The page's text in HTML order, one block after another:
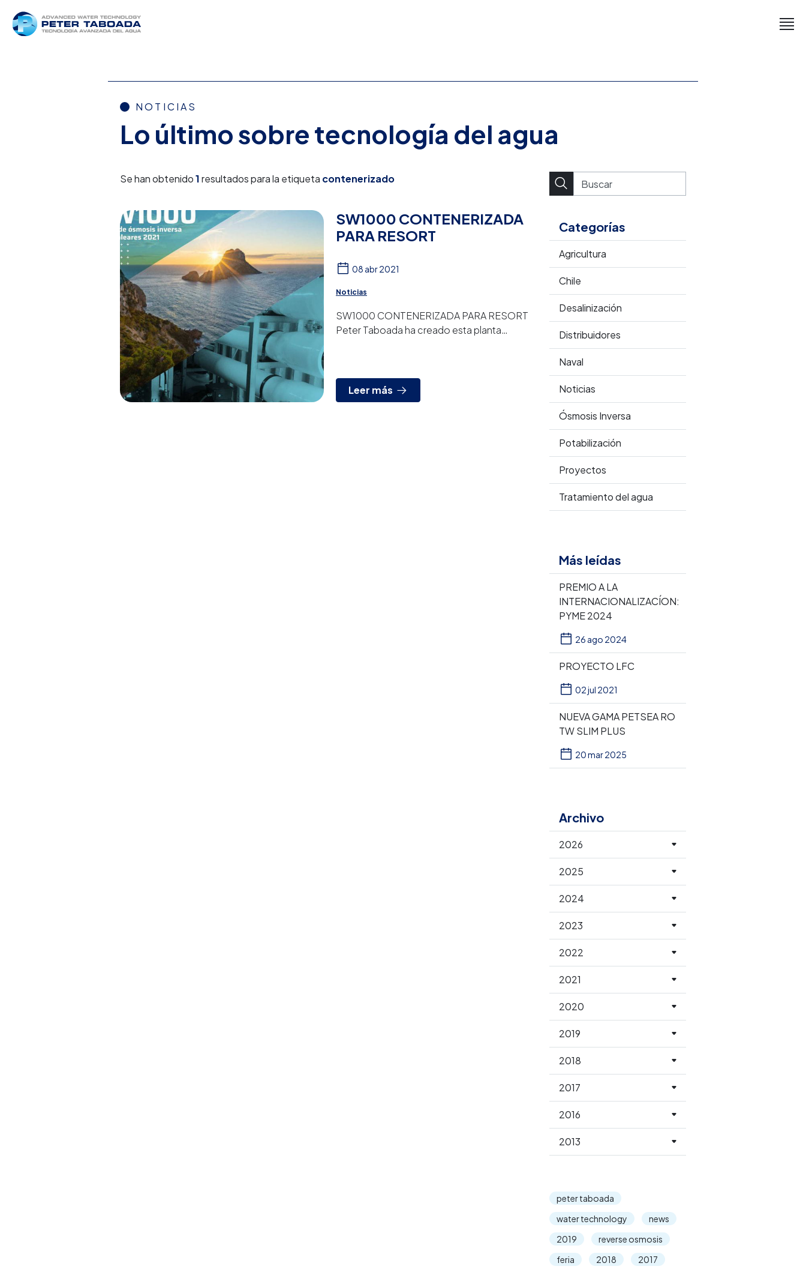
NOTICIAS
Lo último sobre tecnología del agua
Categorías
Agricultura
Chile
Desalinización
Distribuidores
Naval
Noticias
Ósmosis Inversa
Potabilización
Proyectos
Tratamiento del agua
Más leídas
PREMIO A LA
INTERNACIONALIZACÍON:
PYME 2024
26 ago 2024
PROYECTO LFC
02 jul 2021
NUEVA GAMA PETSEA RO
TW SLIM PLUS
20 mar 2025
Archivo
2026
2025
2024
2023
2022
2021
2020
2019
2018
2017
2016
2013
peter taboada
water technology
news
2019
reverse osmosis
feria
2018
2017
Se han obtenido1resultados para la etiqueta contenerizado
SW1000 CONTENERIZADA
PARA RESORT
08 abr 2021
Noticias
SW1000 CONTENERIZADA PARA RESORT
Peter Taboada ha creado esta planta
Leer más